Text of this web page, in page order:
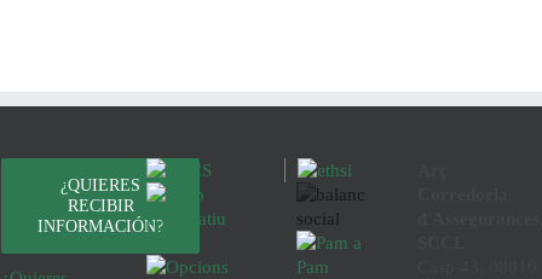
¿QUIERES
RECIBIR
INFORMACIÓN?